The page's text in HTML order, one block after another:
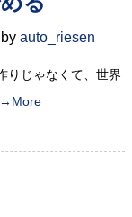
auto_riesen
りじゃなくて、世界
→More